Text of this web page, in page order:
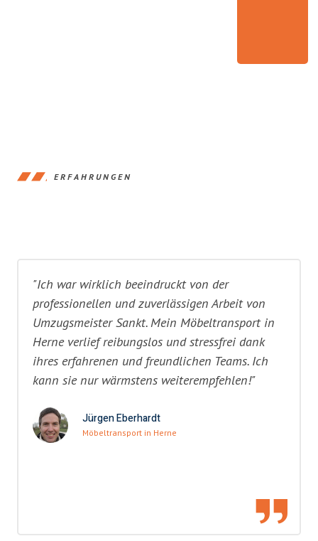
ERFAHRUNGEN
"Ich war wirklich beeindruckt von der
professionellen und zuverlässigen Arbeit von
Umzugsmeister Sankt. Mein Möbeltransport in
Herne verlief reibungslos und stressfrei dank
ihres erfahrenen und freundlichen Teams. Ich
kann sie nur wärmstens weiterempfehlen!"
Jürgen Eberhardt
Möbeltransport in Herne